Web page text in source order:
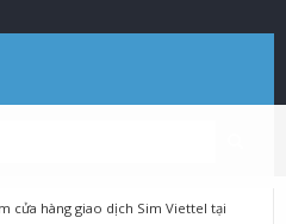
cửa hàng giao dịch Sim Viettel tại